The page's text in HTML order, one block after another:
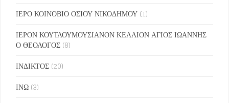
ΙΕΡΟ ΚΟΙΝΟΒΙΟ ΟΣΙΟΥ ΝΙΚΟΔΗΜΟΥ (1)
ΙΕΡΟΝ ΚΟΥΤΛΟΥΜΟΥΣΙΑΝΟΝ ΚΕΛΛΙΟΝ ΑΓΙΟΣ ΙΩΑΝΝΗΣ
Ο ΘΕΟΛΟΓΟΣ (8)
ΙΝΔΙΚΤΟΣ (20)
ΙΝΩ (3)